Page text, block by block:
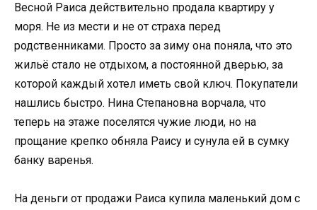
Весной Раиса действительно продала квартиру у
моря. Не из мести и не от страха перед
родственниками. Просто за зиму она поняла, что это
жильё стало не отдыхом, а постоянной дверью, за
которой каждый хотел иметь свой ключ. Покупатели
нашлись быстро. Нина Степановна ворчала, что
теперь на этаже поселятся чужие люди, но на
прощание крепко обняла Раису и сунула ей в сумку
банку варенья.
На деньги от продажи Раиса купила маленький дом с